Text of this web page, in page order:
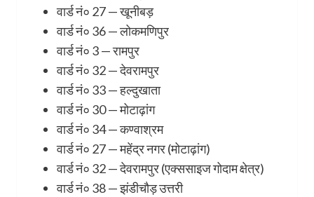
वार्ड नं० 27 — खूनीबड़
वार्ड नं० 36 — लोकमणिपुर
वार्ड नं० 3 — रामपुर
वार्ड नं० 32 — देवरामपुर
वार्ड नं० 33 — हल्दुखाता
वार्ड नं० 30 — मोटाढ़ांग
वार्ड नं० 34 — कण्वाश्रम
वार्ड नं० 27 — महेंद्र नगर (मोटाढ़ांग)
वार्ड नं० 32 — देवरामपुर (एक्ससाइज गोदाम क्षेत्र)
वार्ड नं० 38 — झंडीचौड़ उत्तरी